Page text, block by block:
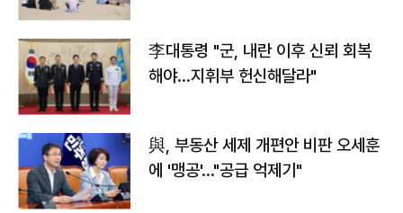
李대통령 "군, 내란 이후 신뢰 회복
해야…지휘부 헌신해달라"
與, 부동산 세제 개편안 비판 오세훈
에 '맹공'…"공급 억제기"